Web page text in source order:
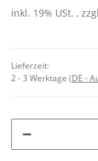
inkl. 19% USt. ,
Lieferzeit:
2 - 3 Werktage (DE -